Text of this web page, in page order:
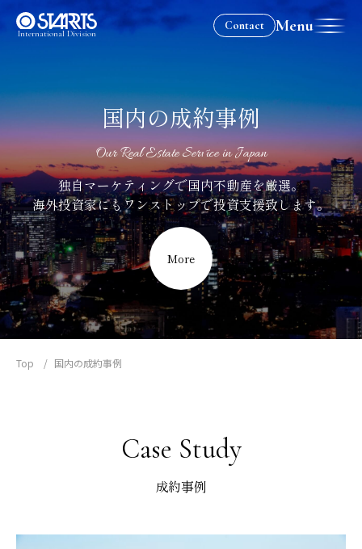
International Division
Contact Menu
国内の成約事例｜海外不動産
国内の成約事例
Our Real Estate Service in Japan
独自マーケティングで国内不動産を厳選。
海外投資家にもワンストップで投資支援致します。
More
Top 国内の成約事例
Case Study
成約事例